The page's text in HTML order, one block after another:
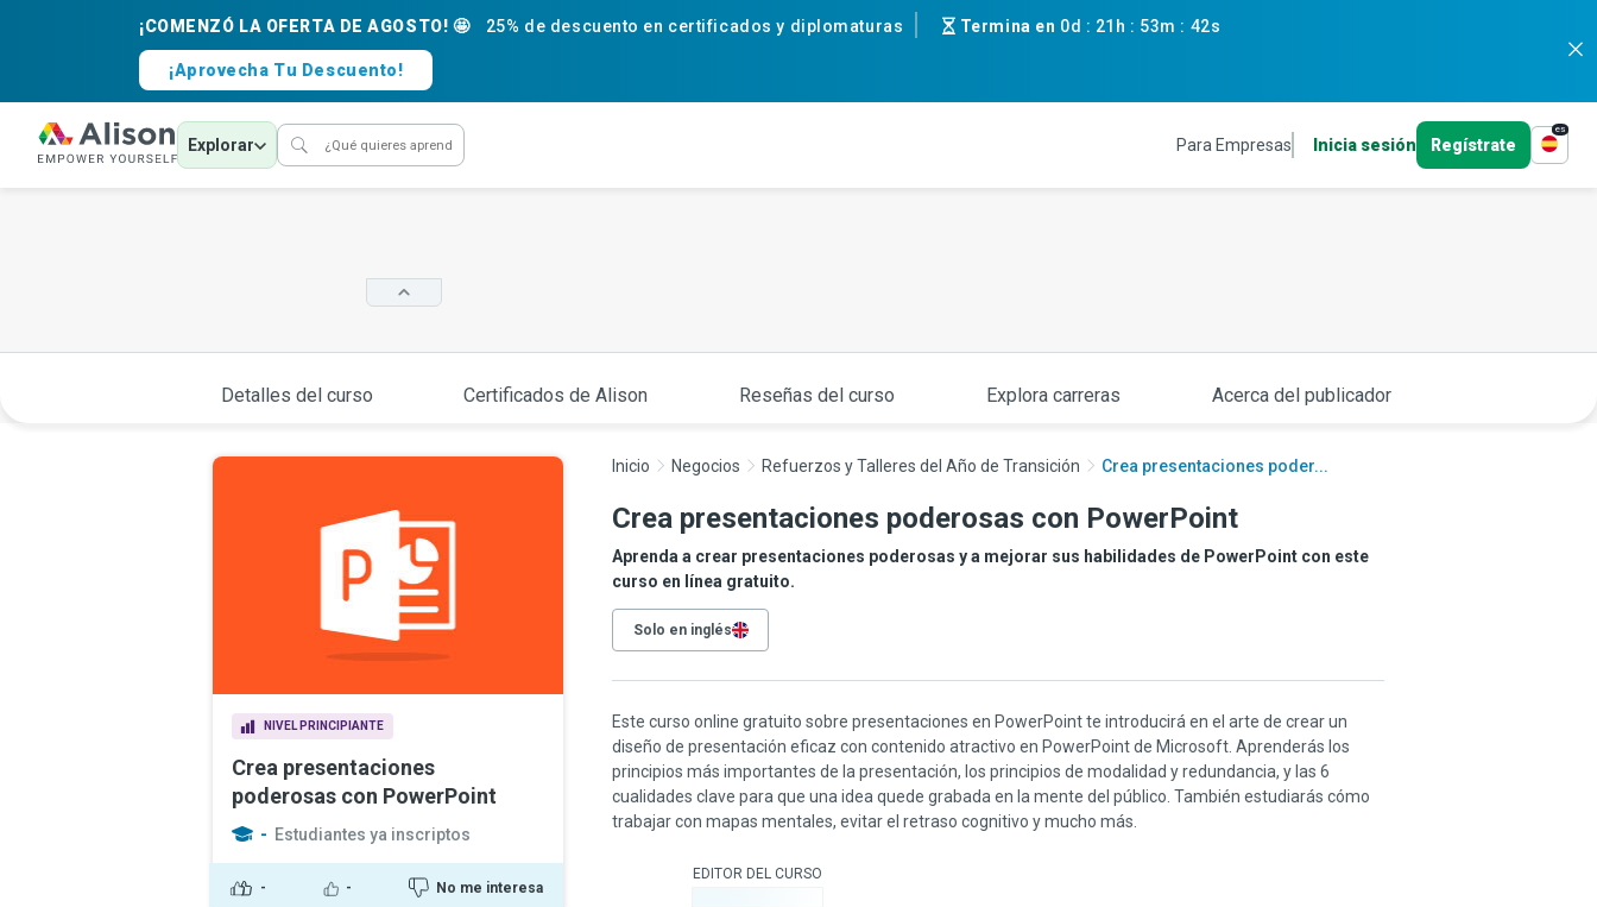
¡COMENZÓ LA OFERTA DE AGOSTO! 🤩 25% de descuento en certificados y diplomaturas Termina en 0d : 21h : 53m : 41s
¡Aprovecha Tu Descuento!
Explorar Para Empresas Inicia sesión Regístrate
es
Detalles del curso Certificados de Alison Reseñas del curso Explora carreras Acerca del publicador
NIVEL PRINCIPIANTE
Crea presentaciones
poderosas con PowerPoint
- Estudiantes ya inscriptos
- - No me interesa
Inicio Negocios Refuerzos y Talleres del Año de Transición Crea presentaciones poder...
Crea presentaciones poderosas con PowerPoint
Aprenda a crear presentaciones poderosas y a mejorar sus habilidades de PowerPoint con este
curso en línea gratuito.
Solo en inglés
Este curso online gratuito sobre presentaciones en PowerPoint te introducirá en el arte de crear un
diseño de presentación eficaz con contenido atractivo en PowerPoint de Microsoft. Aprenderás los
principios más importantes de la presentación, los principios de modalidad y redundancia, y las 6
cualidades clave para que una idea quede grabada en la mente del público. También estudiarás cómo
trabajar con mapas mentales, evitar el retraso cognitivo y mucho más.
EDITOR DEL CURSO